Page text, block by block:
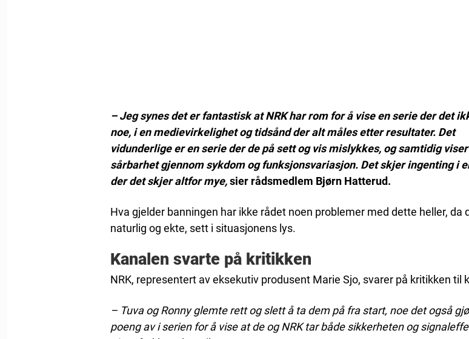
– Jeg synes det er fantastisk at NRK har rom for å vise en serie der det
noe, i en medievirkelighet og tidsånd der alt måles etter resultater. Det
vidunderlige er en serie der de på sett og vis mislykkes, og samtidig viser
sårbarhet gjennom sykdom og funksjonsvariasjon. Det skjer ingenting i
der det skjer altfor mye,sier rådsmedlem Bjørn Hatterud.
Hva gjelder banningen har ikke rådet noen problemer med dette heller, da
naturlig og ekte, sett i situasjonens lys.
Kanalen svarte på kritikken
NRK, representert av eksekutiv produsent Marie Sjo, svarer på kritikken til
– Tuva og Ronny glemte rett og slett å ta dem på fra start, noe det også
poeng av i serien for å vise at de og NRK tar både sikkerheten og